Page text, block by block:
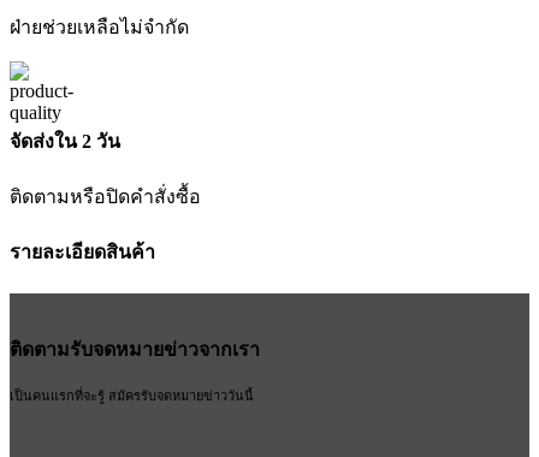
ฝ่ายช่วยเหลือไม่จำกัด
จัดส่งใน 2 วัน
ติดตามหรือปิดคำสั่งซื้อ
รายละเอียดสินค้า
ติดตามรับจดหมายข่าวจากเรา
เป็นคนแรกที่จะรู้ สมัครรับจดหมายข่าววันนี้